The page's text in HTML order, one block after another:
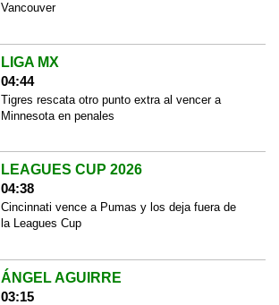
Vancouver
LIGA MX
04:44
Tigres rescata otro punto extra al vencer a
Minnesota en penales
LEAGUES CUP 2026
04:38
Cincinnati vence a Pumas y los deja fuera de
la Leagues Cup
ÁNGEL AGUIRRE
03:15